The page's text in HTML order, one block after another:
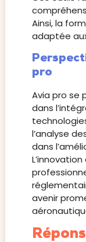
Ainsi, la
adaptée
pro
Avia pro se
dans
l’analyse
dans
avenir